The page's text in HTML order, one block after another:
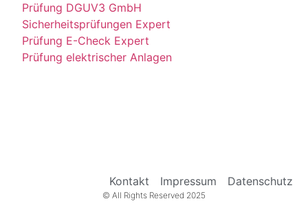
Prüfung DGUV3 GmbH
Sicherheitsprüfungen Expert
Prüfung E-Check Expert
Prüfung elektrischer Anlagen
Kontakt Impressum Datenschutz
© All Rights Reserved 2025